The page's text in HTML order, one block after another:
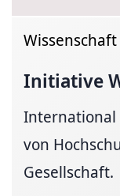
Wissenschaft
Initiative
International
von
Gesellschaft.